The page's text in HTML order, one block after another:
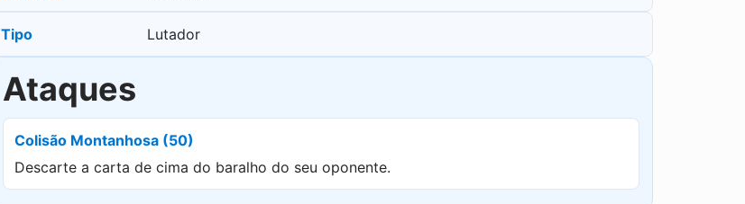
Tipo Lutador
Ataques
Colisão Montanhosa (50)
Descarte a carta de cima do baralho do seu oponente.